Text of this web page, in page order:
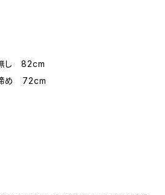
無し 82cm
締め 72cm